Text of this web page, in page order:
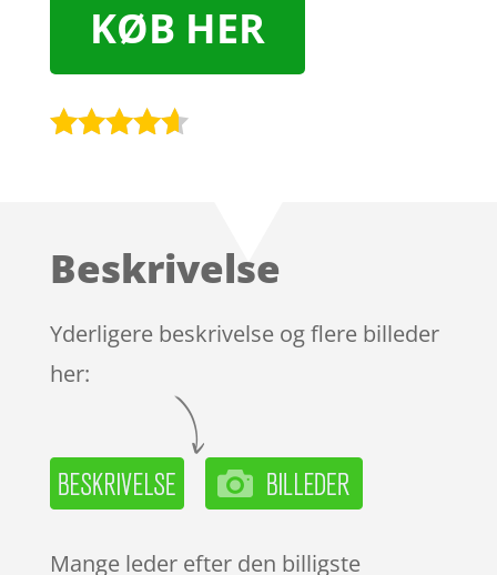
KØB HER
på
mmelser
Beskrivelse
Yderligere beskrivelse og flere billeder
her:
Mange leder efter den billigste